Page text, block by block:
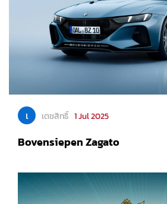
เ เตชสิทธิ์ 1 Jul 2025
Bovensiepen Zagato